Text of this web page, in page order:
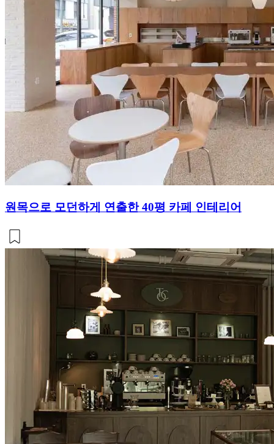
원목으로 모던하게 연출한 40평 카페 인테리어